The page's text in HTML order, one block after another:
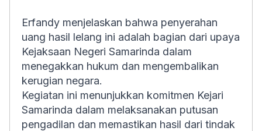
Erfandy menjelaskan bahwa penyerahan
uang hasil lelang ini adalah bagian dari upaya
Kejaksaan Negeri Samarinda dalam
menegakkan hukum dan mengembalikan
kerugian negara.
Kegiatan ini menunjukkan komitmen Kejari
Samarinda dalam melaksanakan putusan
pengadilan dan memastikan hasil dari tindak